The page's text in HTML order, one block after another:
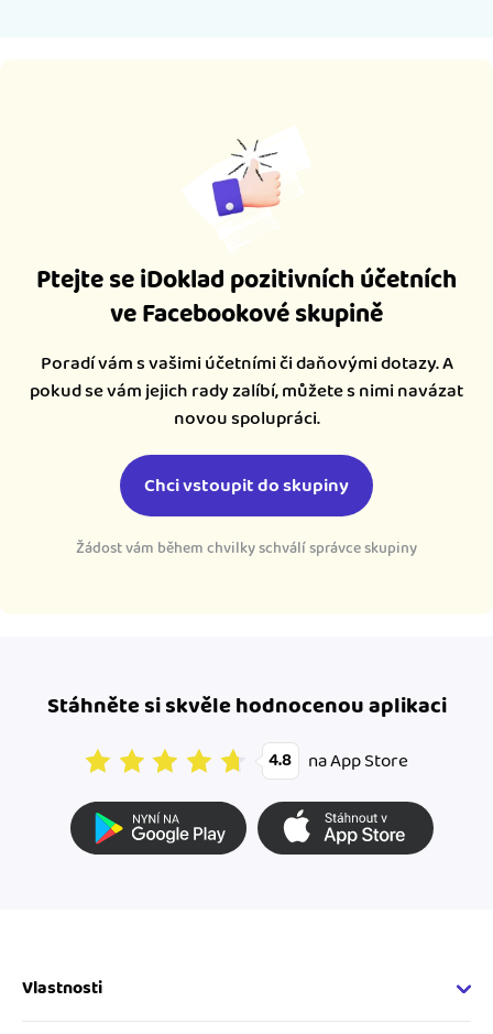
Ptejte se iDoklad pozitivních účetních
ve Facebookové skupině
Poradí vám s vašimi účetními či daňovými dotazy. A
pokud se vám jejich rady zalíbí, můžete s nimi navázat
novou spolupráci.
Chci vstoupit do skupiny
Žádost vám během chvilky schválí správce skupiny
Stáhněte si skvěle hodnocenou aplikaci
4.8 na App Store
Vlastnosti
Fakturační vlastnosti